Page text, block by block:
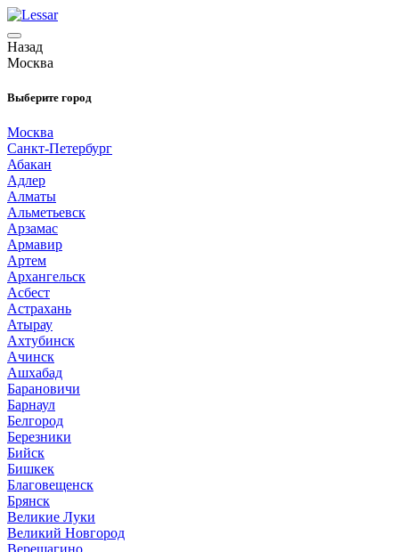
Назад
Москва
Выберите город
Москва
Санкт-Петербург
Абакан
Адлер
Алматы
Альметьевск
Арзамас
Армавир
Артем
Архангельск
Асбест
Астрахань
Атырау
Ахтубинск
Ачинск
Ашхабад
Барановичи
Барнаул
Белгород
Березники
Бийск
Бишкек
Благовещенск
Брянск
Великие Луки
Великий Новгород